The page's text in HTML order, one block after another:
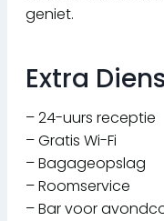
geniet.
Extra
– 24-uurs receptie
– Gratis Wi-Fi
– Bagageopslag
– Roomservice
– Bar voor